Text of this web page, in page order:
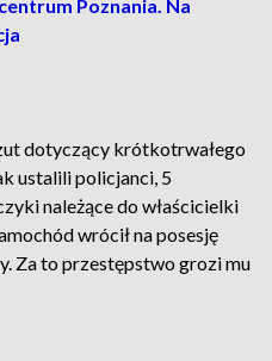
Poznania. Na
dotyczący krótkotrwałego
ustalili policjanci, 5
należące do właścicielki
wrócił na posesję
Za to przestępstwo grozi mu